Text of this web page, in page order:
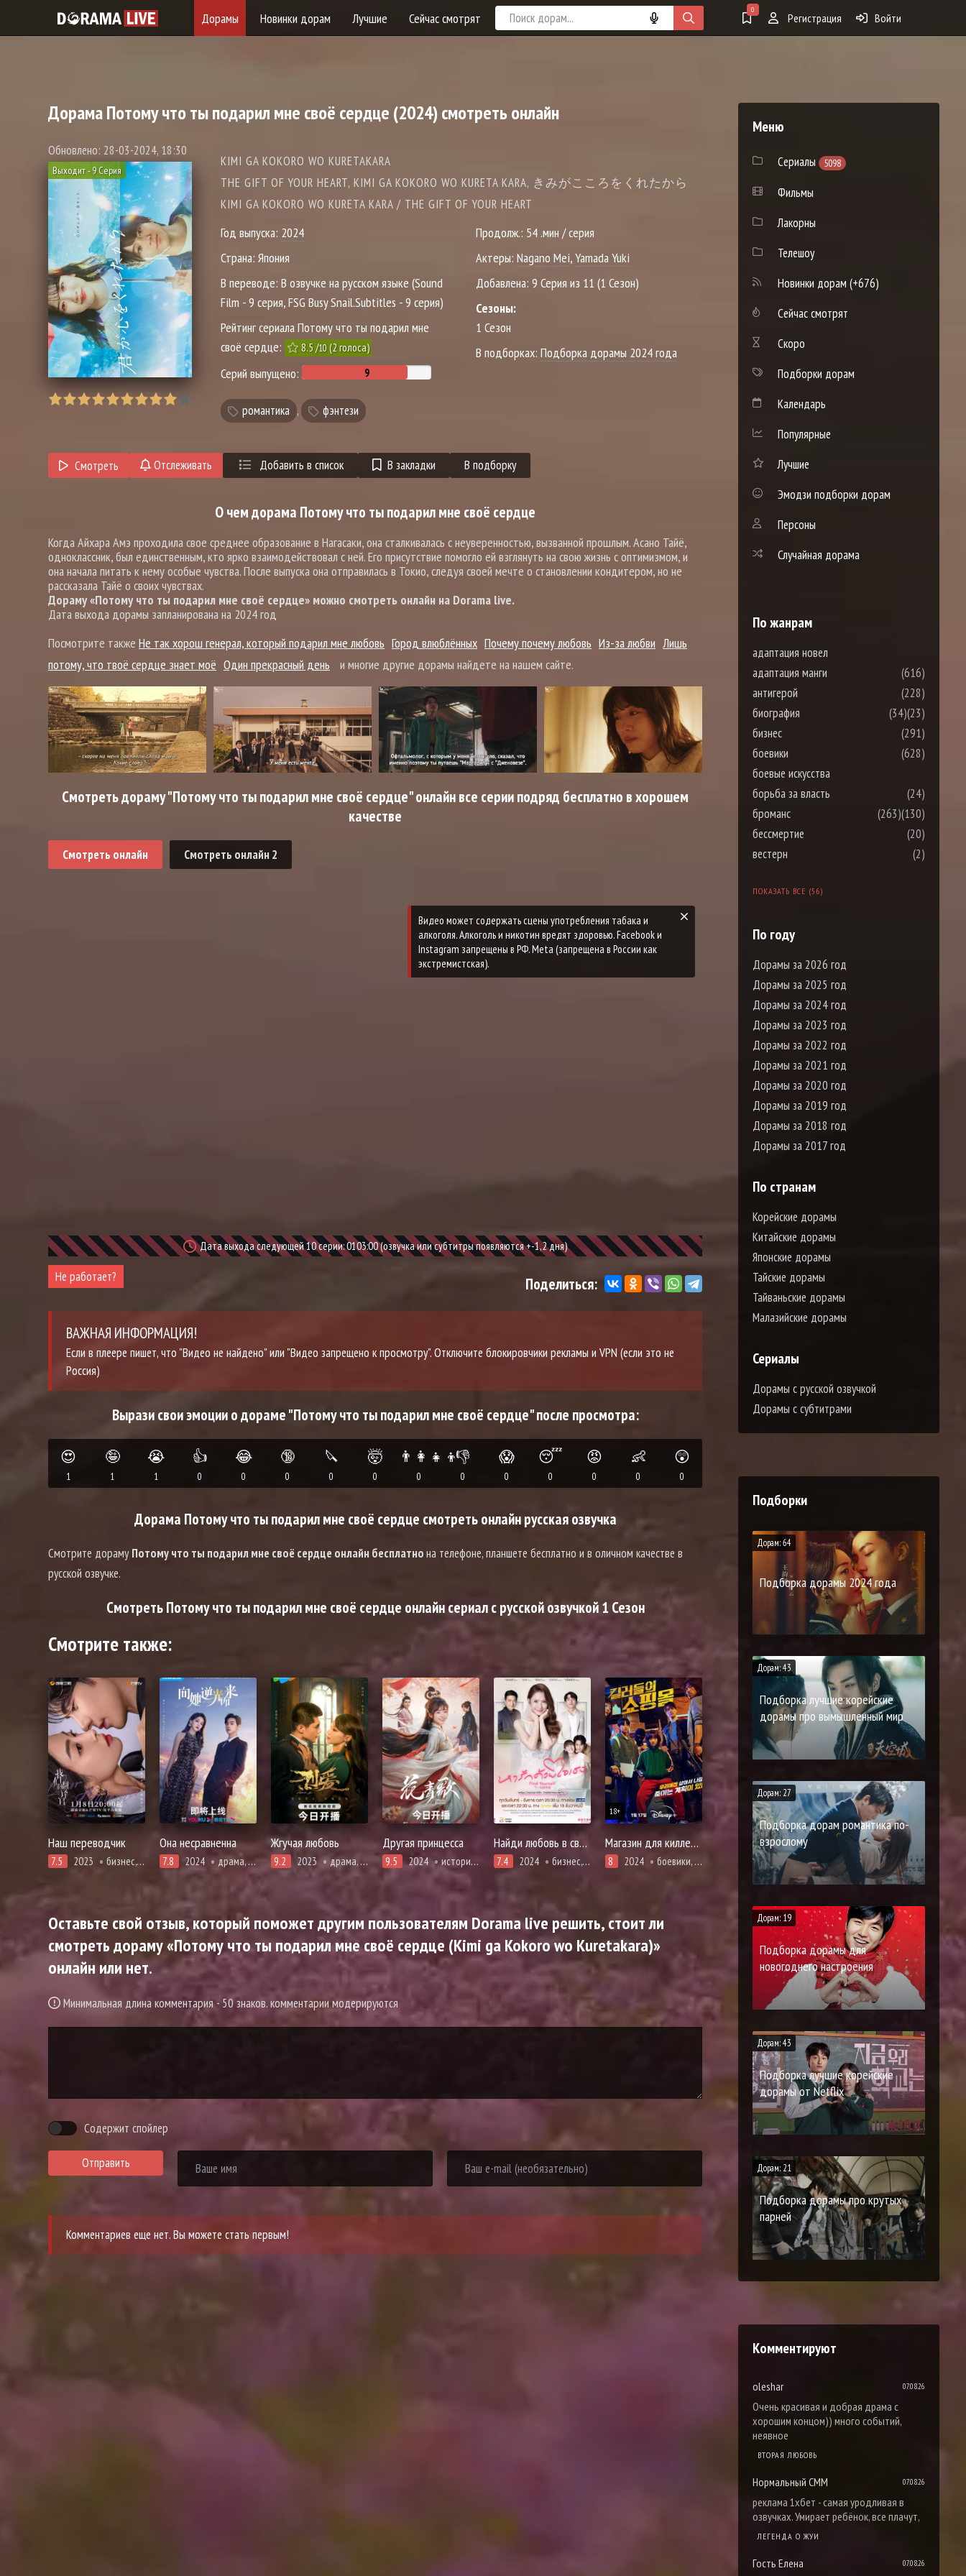
Дорамы Новинки дорам Лучшие Сейчас смотрят 0
Регистрация Войти
ДорамаПотому что ты подарил мне своё сердце (2024) смотреть онлайн
Обновлено: 28-03-2024, 18:30
Выходит - 9 Серия
KIMI GA KOKORO WO KURETAKARA
THE GIFT OF YOUR HEART, KIMI GA KOKORO WO KURETA KARA, きみがこころをくれたから
KIMI GA KOKORO WO KURETA KARA / THE GIFT OF YOUR HEART
Год выпуска: 2024
Страна: Япония
В переводе: В озвучке на русском языке (Sound
Film - 9 серия, FSG Busy Snail.Subtitles - 9 серия)
Рейтинг сериала Потому что ты подарил мне
своё сердце:
8.5/10(2голоса)
Серий выпущено:
Продолж.: 54 .мин / серия
Актеры: Nagano Mei,Yamada Yuki
Добавлена: 9 Серия из 11 (1 Сезон)
Сезоны:
1 Сезон
В подборках: Подборка дорамы 2024 года
романтика , фэнтези
Смотреть Отслеживать Добавить в список В закладки В подборку
О чем дорама Потому что ты подарил мне своё сердце
Когда Айхара Амэ проходила свое среднее образование в Нагасаки, она сталкивалась с неуверенностью, вызванной прошлым. Асано Тайё,
одноклассник, был единственным, кто ярко взаимодействовал с ней. Его присутствие помогло ей взглянуть на свою жизнь с оптимизмом, и
она начала питать к нему особые чувства. После выпуска она отправилась в Токио, следуя своей мечте о становлении кондитером, но не
рассказала Тайё о своих чувствах.
Дораму «Потому что ты подарил мне своё сердце» можно смотреть онлайн на Dorama live.
Дата выхода дорамы запланирована на 2024 год
Посмотрите также Не так хорош генерал, который подарил мне любовь Город влюблённых Почему почему любовь Из-за любви Лишь
потому, что твоё сердце знает моё Один прекрасный день и многие другие дорамы найдете на нашем сайте.
Смотреть дораму "Потому что ты подарил мне своё сердце" онлайн все серии подряд бесплатно в хорошем
качестве
Смотреть онлайн Смотреть онлайн 2
Дата выхода следующей 10 серии: 0103:00 (озвучка или субтитры появляются +-1,2 дня)
Не работает? Поделиться:
ВАЖНАЯ ИНФОРМАЦИЯ!
Если в плеере пишет, что "Видео не найдено" или "Видео запрещено к просмотру". Отключите блокировчики рекламы и VPN (если это не
Россия)
Вырази свои эмоции о дораме "Потому что ты подарил мне своё сердце" после просмотра:
😍
1
🤪
1
😭
1
👍
0
😂
0
🔞
0
🔪
0
🤯
0
👨‍👩‍👧‍👦
0
👎
0
😱
0
😴
0
😡
0
👶
0
😲
0
Дорама Потому что ты подарил мне своё сердце смотреть онлайн русская озвучка
Смотрите дорамуПотому что ты подарил мне своё сердце онлайн бесплатнона телефоне, планшете бесплатно и в оличном качестве в
русской озвучке.
Смотреть Потому что ты подарил мне своё сердце онлайн сериал с русской озвучкой 1 Сезон
Смотрите также:
Наш переводчик
7.5 2023 бизнес, драма, повседневность, романтика
Она несравненна
7.8 2024 драма, романтика
Жгучая любовь
9.2 2023 драма, история, романтика
Другая принцесса
9.5 2024 история, мистика, романтика, фэнтези
Найди любовь в своем сердце
7.4 2024 бизнес, драма, мелодрама, повседневность, романтика
18+
Магазин для киллеров
8 2024 боевики, драма, мистика, криминал, триллер
Оставьте свой отзыв, который поможет другим пользователям Dorama live решить, стоит ли
смотреть дораму «Потому что ты подарил мне своё сердце (Kimi ga Kokoro wo Kuretakara)»
онлайн или нет.
Минимальная длина комментария - 50 знаков. комментарии модерируются
Содержит спойлер
Отправить
Комментариев еще нет. Вы можете стать первым!
Меню
Сериалы 5098
Фильмы
Лакорны
Телешоу
Новинки дорам (+676)
Сейчас смотрят
Скоро
Подборки дорам
Календарь
Популярные
Лучшие
Эмодзи подборки дорам
Персоны
Случайная дорама
По жанрам
адаптация новел
(616)
адаптация манги
(228)
антигерой
(23)
биография
(34)
бизнес
(291)
боевики
(628)
боевые искусства
(24)
борьба за власть
(130)
броманс
(263)
бессмертие
(20)
вестерн
(2)
ПОКАЗАТЬ ВСЕ (56)
По году
Дорамы за 2026 год
Дорамы за 2025 год
Дорамы за 2024 год
Дорамы за 2023 год
Дорамы за 2022 год
Дорамы за 2021 год
Дорамы за 2020 год
Дорамы за 2019 год
Дорамы за 2018 год
Дорамы за 2017 год
По странам
Корейские дорамы
Китайские дорамы
Японские дорамы
Тайские дорамы
Тайваньские дорамы
Малазийские дорамы
Сериалы
Дорамы с русской озвучкой
Дорамы с субтитрами
Подборки
Дорам: 64
Подборка дорамы 2024 года
Дорам: 43
Подборка лучшие корейские
дорамы про вымышленный мир
Дорам: 27
Подборка дорам романтика по-
взрослому
Дорам: 19
Подборка дорамы для
новогоднего настроения
Дорам: 43
Подборка лучшие корейские
дорамы от Netflix
Дорам: 21
Подборка дорамы про крутых
парней
Комментируют
oleshar 07.08.26
Очень красивая и добрая драма с
хорошим концом)) много событий,
неявное
ВТОРАЯ ЛЮБОВЬ
Нормальный СММ 07.08.26
реклама 1хбет - самая уродливая в
озвучках. Умирает ребёнок, все плачут,
ЛЕГЕНДА О ЖУИ
Гость Елена 07.08.26